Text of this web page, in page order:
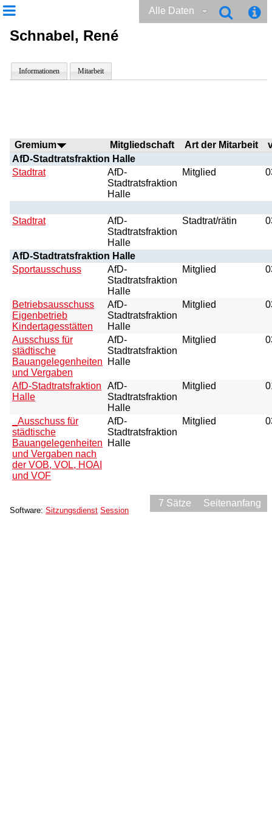
Alle Daten
Schnabel, René
Informationen Mitarbeit
Gremium Mitgliedschaft Art der Mitarbeit
AfD-Stadtratsfraktion Halle
Stadtrat
AfD-
Stadtratsfraktion
Halle
Mitglied
Stadtrat
AfD-
Stadtratsfraktion
Halle
Stadtrat/rätin
AfD-Stadtratsfraktion Halle
Sportausschuss
AfD-
Stadtratsfraktion
Halle
Mitglied
Betriebsausschuss
Eigenbetrieb
Kindertagesstätten
AfD-
Stadtratsfraktion
Halle
Mitglied
Ausschuss für
städtische
Bauangelegenheiten
und Vergaben
AfD-
Stadtratsfraktion
Halle
Mitglied
AfD-Stadtratsfraktion
Halle
AfD-
Stadtratsfraktion
Halle
Mitglied
_Ausschuss für
städtische
Bauangelegenheiten
und Vergaben nach
der VOB, VOL, HOAI
und VOF
AfD-
Stadtratsfraktion
Halle
Mitglied
7 Sätze Seitenanfang
Software: Sitzungsdienst Session